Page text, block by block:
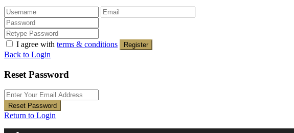
I agree with terms & conditions Register
Back to Login
Reset Password
Reset Password
Return to Login